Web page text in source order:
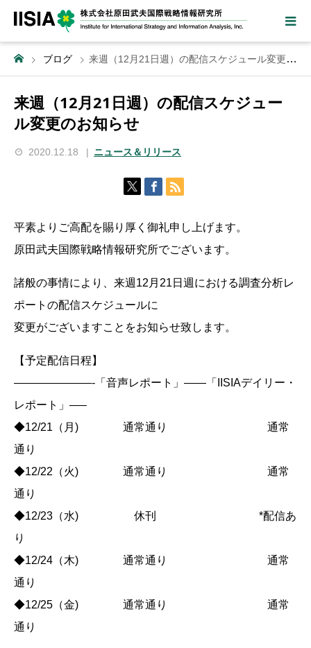
ブログ 来週（12月21日週）の配信スケジュール変更のお知らせ
来週（12月21日週）の配信スケジュー
ル変更のお知らせ
2020.12.18 ニュース＆リリース
平素よりご高配を賜り厚く御礼申し上げます。
原田武夫国際戦略情報研究所でございます。
諸般の事情により、来週12月21日週における調査分析レ
ポートの配信スケジュールに
変更がございますことをお知らせ致します。
【予定配信日程】
———————-「音声レポート」——「IISIAデイリー・
レポート」—–
◆12/21（月) 通常通り 通常
通り
◆12/22（火) 通常通り 通常
通り
◆12/23（水) 休刊 *配信あ
り
◆12/24（木) 通常通り 通常
通り
◆12/25（金) 通常通り 通常
通り